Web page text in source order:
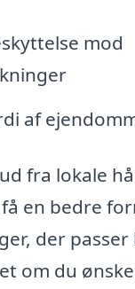
mod
af
fra lokale
en bedre
der
om du